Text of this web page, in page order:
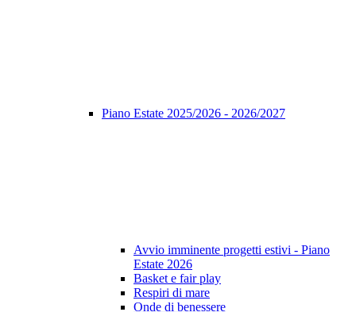
Piano Estate 2025/2026 - 2026/2027
Avvio imminente progetti estivi - Piano
Estate 2026
Basket e fair play
Respiri di mare
Onde di benessere